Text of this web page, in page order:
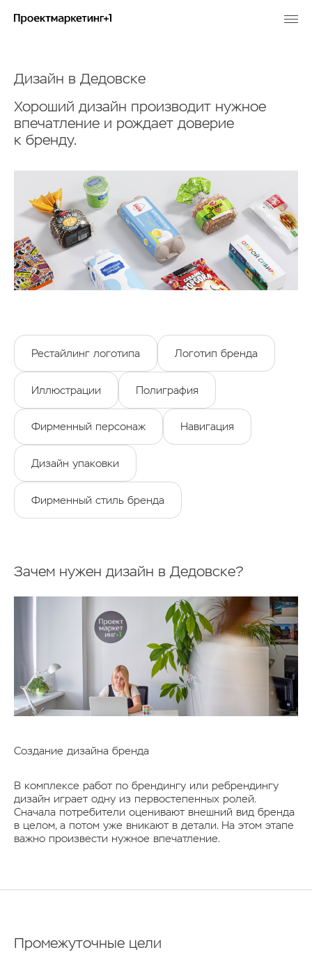
Дизайн в Дедовске
Хороший дизайн производит нужное
впечатление и рождает доверие
к бренду.
Рестайлинг логотипа Логотип бренда
Иллюстрации Полиграфия
Фирменный персонаж Навигация
Дизайн упаковки
Фирменный стиль бренда
Зачем нужен дизайн в Дедовске?
Создание дизайна бренда
В комплексе работ по брендингу или ребрендингу
дизайн играет одну из первостепенных ролей.
Сначала потребители оценивают внешний вид бренда
в целом, а потом уже вникают в детали. На этом этапе
важно произвести нужное впечатление.
Промежуточные цели